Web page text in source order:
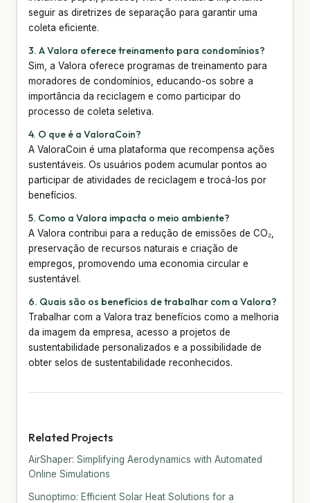
seguir as diretrizes de separação para garantir uma
coleta eficiente.
3. A Valora oferece treinamento para condomínios?
Sim, a Valora oferece programas de treinamento para
moradores de condomínios, educando-os sobre a
importância da reciclagem e como participar do
processo de coleta seletiva.
4. O que é a ValoraCoin?
A ValoraCoin é uma plataforma que recompensa ações
sustentáveis. Os usuários podem acumular pontos ao
participar de atividades de reciclagem e trocá-los por
benefícios.
5. Como a Valora impacta o meio ambiente?
A Valora contribui para a redução de emissões de CO₂,
preservação de recursos naturais e criação de
empregos, promovendo uma economia circular e
sustentável.
6. Quais são os benefícios de trabalhar com a Valora?
Trabalhar com a Valora traz benefícios como a melhoria
da imagem da empresa, acesso a projetos de
sustentabilidade personalizados e a possibilidade de
obter selos de sustentabilidade reconhecidos.
Related Projects
AirShaper: Simplifying Aerodynamics with Automated
Online Simulations
Sunoptimo: Efficient Solar Heat Solutions for a